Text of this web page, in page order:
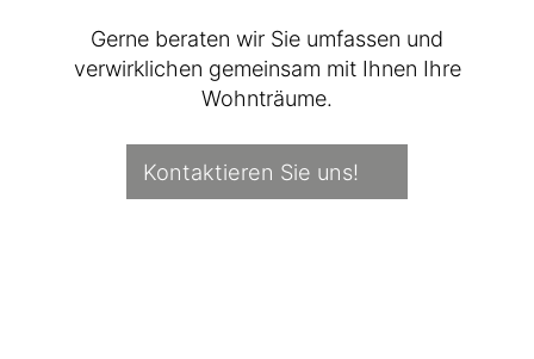
Gerne beraten wir Sie umfassen und
verwirklichen gemeinsam mit Ihnen Ihre
Wohnträume.
Kontaktieren Sie uns!